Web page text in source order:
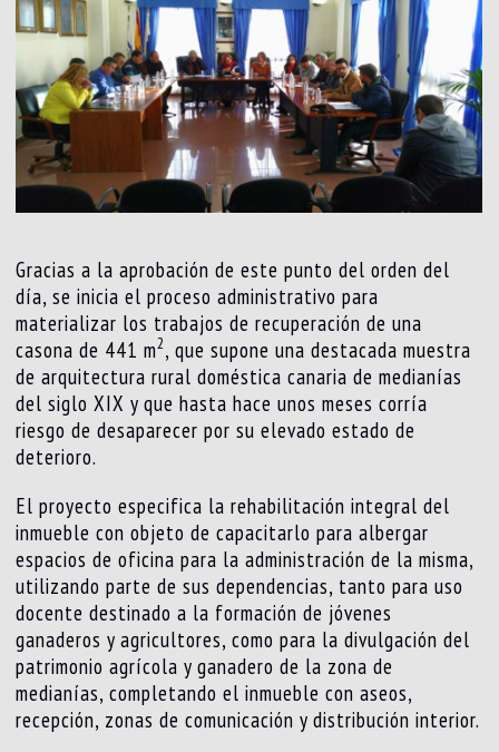
Gracias a la aprobación de este punto del orden del
día, se inicia el proceso administrativo para
materializar los trabajos de recuperación de una
casona de 441 m2, que supone una destacada muestra
de arquitectura rural doméstica canaria de medianías
del siglo XIX y que hasta hace unos meses corría
riesgo de desaparecer por su elevado estado de
deterioro.
El proyecto especifica la rehabilitación integral del
inmueble con objeto de capacitarlo para albergar
espacios de oficina para la administración de la misma,
utilizando parte de sus dependencias, tanto para uso
docente destinado a la formación de jóvenes
ganaderos y agricultores, como para la divulgación del
patrimonio agrícola y ganadero de la zona de
medianías, completando el inmueble con aseos,
recepción, zonas de comunicación y distribución interior.